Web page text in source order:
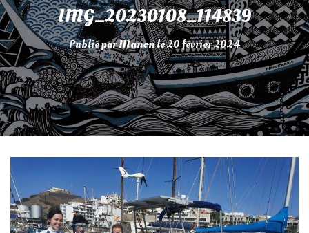
A
N
A
V
I
G
T
I
O
N
IMG_20230108_114839
Publié parManonle20 février 2024